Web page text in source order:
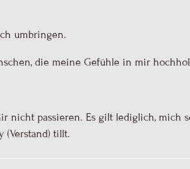
umbringen.
die meine Gefühle in mir
nicht passieren. Es gilt lediglich, mich
(Verstand) tillt.